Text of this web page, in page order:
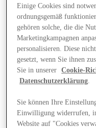
Angebote
Einige Cookies sind
ordnungsgemäß
gehören solche, die die
Marketingkampagnen
personalisieren. Diese
gesetzt, wenn Sie ihnen
Sie in unserer
Cookie-
Datenschutzerklärung
Sie können Ihre
Einwilligung widerrufen,
Website auf "Cookies